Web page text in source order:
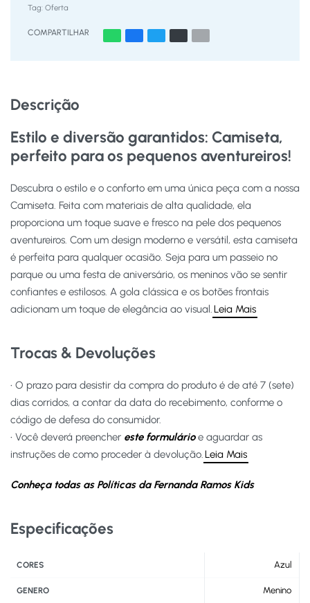
Tag: Oferta
COMPARTILHAR
Descrição
Estilo e diversão garantidos: Camiseta,
perfeito para os pequenos aventureiros!
Descubra o estilo e o conforto em uma única peça com a nossa
Camiseta. Feita com materiais de alta qualidade, ela
proporciona um toque suave e fresco na pele dos pequenos
aventureiros. Com um design moderno e versátil, esta camiseta
é perfeita para qualquer ocasião. Seja para um passeio no
parque ou uma festa de aniversário, os meninos vão se sentir
confiantes e estilosos. A gola clássica e os botões frontais
adicionam um toque de elegância ao visual.Leia Mais
Trocas & Devoluções
• O prazo para desistir da compra do produto é de até 7 (sete)
dias corridos, a contar da data do recebimento, conforme o
código de defesa do consumidor.
• Você deverá preencher este formulárioe aguardar as
instruções de como proceder à devolução.Leia Mais
Conheça todas as Políticas da Fernanda Ramos Kids
Especificações
CORES Azul
GENERO Menino